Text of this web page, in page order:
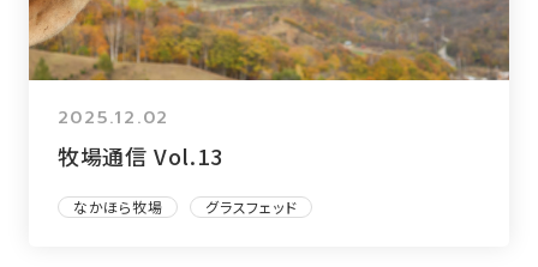
2025.12.02
牧場通信 Vol.13
なかほら牧場 グラスフェッド